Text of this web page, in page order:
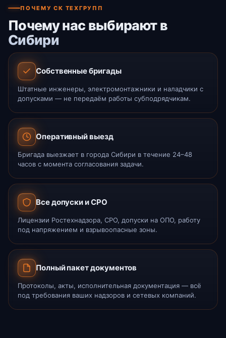
ПОЧЕМУ СК ТЕХГРУПП
Почему нас выбирают в
Сибири
Собственные бригады
Штатные инженеры, электромонтажники и наладчики с
допусками — не передаём работы субподрядчикам.
Оперативный выезд
Бригада выезжает в города Сибири в течение 24–48
часов с момента согласования задачи.
Все допуски и СРО
Лицензии Ростехнадзора, СРО, допуски на ОПО, работу
под напряжением и взрывоопасные зоны.
Полный пакет документов
Протоколы, акты, исполнительная документация — всё
под требования ваших надзоров и сетевых компаний.